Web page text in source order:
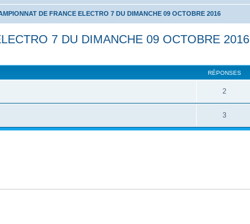
DE FRANCE ELECTRO 7 DU DIMANCHE 09 OCTOBRE 2016
7 DU DIMANCHE 09 OCTOBRE 2016
RÉPONSES
2
3